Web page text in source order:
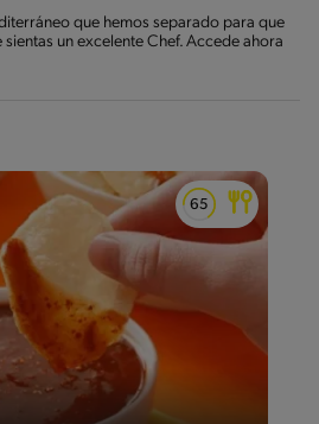
que hemos separado para que
un excelente Chef. Accede ahora